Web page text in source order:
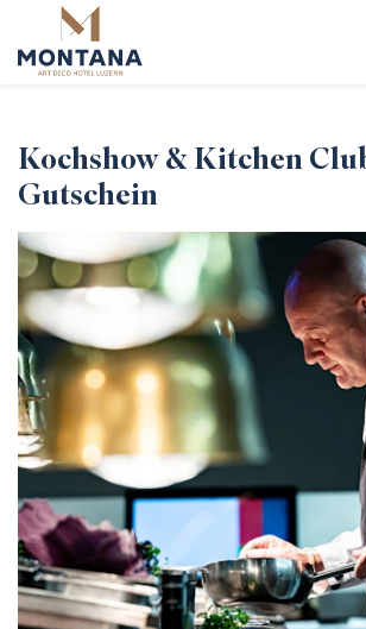
Kochshow & Kitchen
Gutschein